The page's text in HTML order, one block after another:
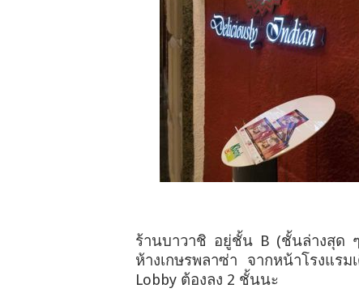
ร้านบาวาชิ อยู่ชั้น B (ชั้นล่างสุด
ห้างเกษรพลาซ่า จากหน้าโรงแรม
Lobby ต้องลง 2 ชั้นนะ